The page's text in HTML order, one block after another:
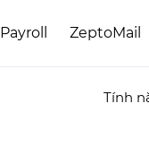
Payroll ZeptoMail
Tính